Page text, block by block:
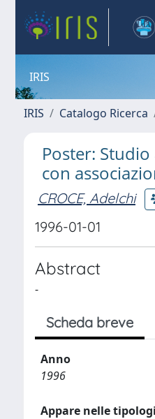
IRIS
IRIS Catalogo Ricerca
Poster:
con
CROCE, Adelchi
1996-01-01
Abstract
-
Scheda breve
Anno
1996
Appare nelle